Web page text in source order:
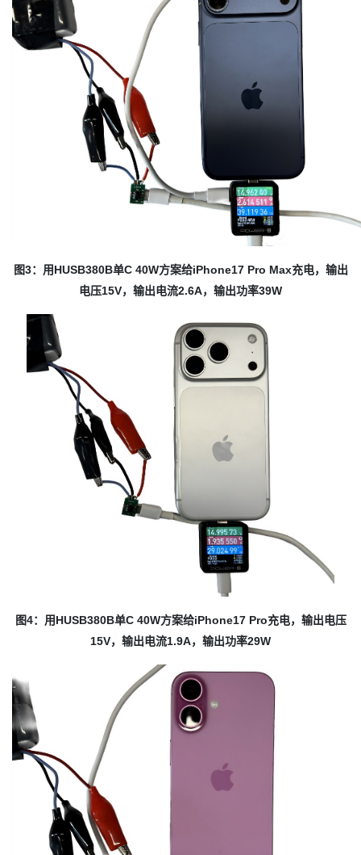
图3：用HUSB380B单C 40W方案给iPhone17 Pro Max充电，输出
电压15V，输出电流2.6A，输出功率39W
图4：用HUSB380B单C 40W方案给iPhone17 Pro充电，输出电压
15V，输出电流1.9A，输出功率29W